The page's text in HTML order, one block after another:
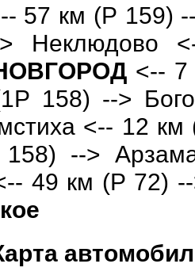
57 км (Р 159)
Неклюдово
<--
158) -->
<-- 12
-->
49 км (Р 72)